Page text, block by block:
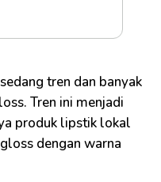
tren dan banyak
Tren ini menjadi
produk lipstik lokal
dengan warna